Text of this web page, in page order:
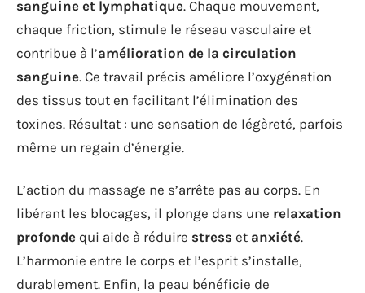
sanguine et lymphatique. Chaque mouvement,
chaque friction, stimule le réseau vasculaire et
contribue à l’amélioration de la circulation
sanguine. Ce travail précis améliore l’oxygénation
des tissus tout en facilitant l’élimination des
toxines. Résultat : une sensation de légèreté, parfois
même un regain d’énergie.
L’action du massage ne s’arrête pas au corps. En
libérant les blocages, il plonge dans une relaxation
profonde qui aide à réduire stress et anxiété.
L’harmonie entre le corps et l’esprit s’installe,
durablement. Enfin, la peau bénéficie de